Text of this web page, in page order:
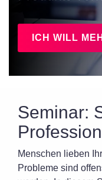
--> Sales
ICH WILL
Seminar:
Menschen lieben
Probleme sind